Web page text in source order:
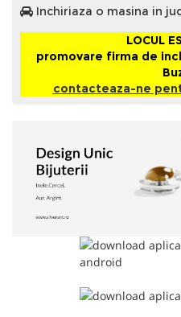
Inchiriaza o masina in
LOCUL
promovare firma de
contacteaza-ne